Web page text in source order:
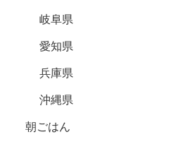
岐阜県
愛知県
兵庫県
沖縄県
朝ごはん